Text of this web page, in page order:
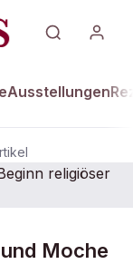
Ausstellungen
Moche